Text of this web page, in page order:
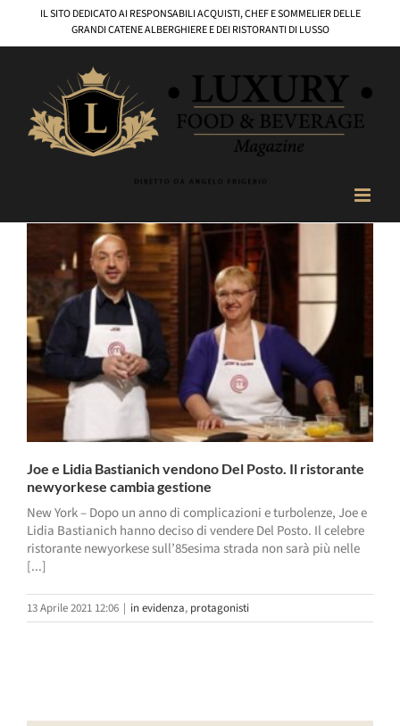
contenuto
IL SITO DEDICATO AI RESPONSABILI ACQUISTI, CHEF E SOMMELIER DELLE
GRANDI CATENE ALBERGHIERE E DEI RISTORANTI DI LUSSO
Joe e Lidia Bastianich vendono Del Posto. Il ristorante
newyorkese cambia gestione
New York – Dopo un anno di complicazioni e turbolenze, Joe e
Lidia Bastianich hanno deciso di vendere Del Posto. Il celebre
ristorante newyorkese sull’85esima strada non sarà più nelle
[...]
13 Aprile 2021 12:06 | in evidenza, protagonisti